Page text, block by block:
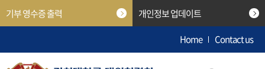
기부 영수증 출력 개인정보 업데이트
Home Contact us